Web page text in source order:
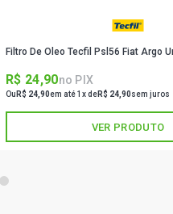
ESCORT
ESCORT GL
(1985 - 1992)
Filtro De Oleo Tecfil Psl56 Fiat Argo
R$ 24,90no PIX
Ou R$ 24,90em até 1x deR$ 24,90sem juros
VER PRODUTO
2